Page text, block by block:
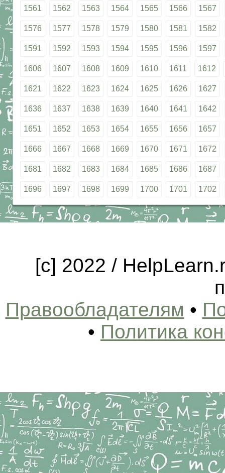
1561 1562 1563 1564 1565 1566 1567
1576 1577 1578 1579 1580 1581 1582
1591 1592 1593 1594 1595 1596 1597
1606 1607 1608 1609 1610 1611 1612
1621 1622 1623 1624 1625 1626 1627
1636 1637 1638 1639 1640 1641 1642
1651 1652 1653 1654 1655 1656 1657
1666 1667 1668 1669 1670 1671 1672
1681 1682 1683 1684 1685 1686 1687
1696 1697 1698 1699 1700 1701 1702
[c] 2022 /
Правообладателям •
• Политика